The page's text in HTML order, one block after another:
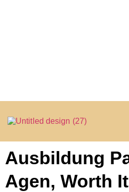
Ausbildung
Agen, Worth